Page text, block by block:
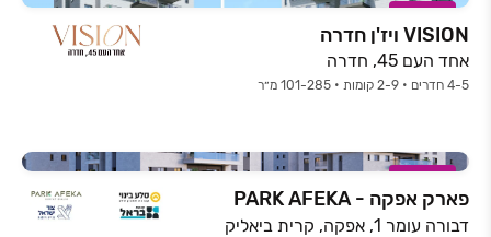
במבצע
VISION ויז'ן חדרה
אחד העם 45, חדרה
4-5 חדרים • 2-9 קומות • 101-285 מ״ר
במבצע
פארק אפקה - PARK AFEKA
דבורה עומר 1, אפקה, קרית ביאליק